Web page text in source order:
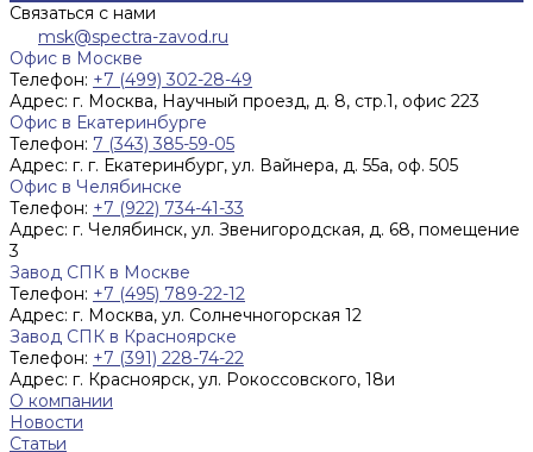
Связаться с нами
msk@spectra-zavod.ru
Офис в Москве
Телефон: +7 (499) 302-28-49
Адрес: г. Москва, Научный проезд, д. 8, стр.1, офис 223
Офис в Екатеринбурге
Телефон: 7 (343) 385-59-05
Адрес: г. г. Екатеринбург, ул. Вайнера, д. 55а, оф. 505
Офис в Челябинске
Телефон: +7 (922) 734-41-33
Адрес: г. Челябинск, ул. Звенигородская, д. 68, помещение
3
Завод СПК в Москве
Телефон: +7 (495) 789-22-12
Адрес: г. Москва, ул. Солнечногорская 12
Завод СПК в Красноярске
Телефон: +7 (391) 228-74-22
Адрес: г. Красноярск, ул. Рокоссовского, 18и
О компании
Новости
Статьи